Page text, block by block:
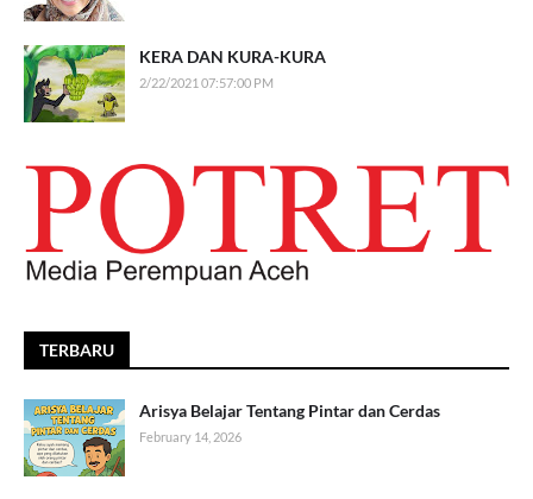
KERA DAN KURA-KURA
2/22/2021 07:57:00 PM
TERBARU
Arisya Belajar Tentang Pintar dan Cerdas
February 14, 2026